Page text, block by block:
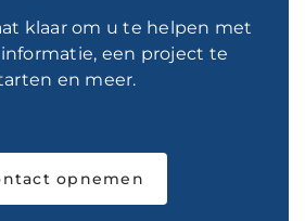
klaar om u te helpen met
een project te
en meer.
opnemen